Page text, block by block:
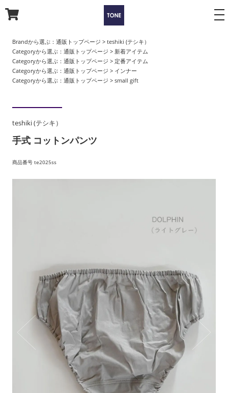
Brandから選ぶ： 通販トップページ > teshiki (テシキ）
Categoryから選ぶ： 通販トップページ > 新着アイテム
Categoryから選ぶ： 通販トップページ > 定番アイテム
Categoryから選ぶ： 通販トップページ > インナー
Categoryから選ぶ： 通販トップページ > small gift
teshiki (テシキ）
手式 コットンパンツ
商品番号 te2025ss